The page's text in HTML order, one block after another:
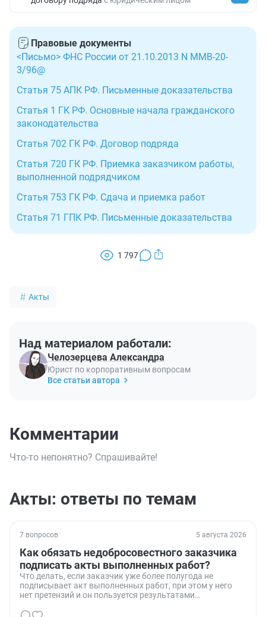
Правовые документы
<Письмо> ФНС России от 21.10.2013 N ММВ-20-
3/96@
Статья 75 АПК РФ. Письменные доказательства
Статья 1 ГК РФ. Основные начала гражданского
законодательства
Статья 702 ГК РФ. Договор подряда
Статья 720 ГК РФ. Приемка заказчиком работы,
выполненной подрядчиком
Статья 753 ГК РФ. Сдача и приемка работ
Статья 71 ГПК РФ. Письменные доказательства
1 797
Акты
Над материалом работали:
Челозерцева Александра
Юрист по корпоративным вопросам
Все статьи автора
Комментарии
Что-то непонятно? Спрашивайте!
Акты: ответы по темам
7 вопросов 5 августа 2026
Как обязать недобросовестного заказчика
подписать акты выполненных работ?
Что делать, если заказчик уже более полугода не
подписывает акт выполненных работ, при этом у него
нет претензий и он пользуется результатами